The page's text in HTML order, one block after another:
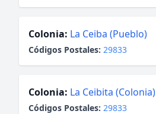
Colonia: La Ceiba (Pueblo)
Códigos Postales: 29833
Colonia: La Ceibita (Colonia)
Códigos Postales: 29833